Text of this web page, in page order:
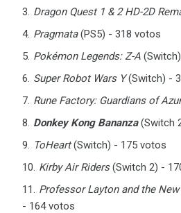
Dragon Quest 1 & 2 HD-2D
Pragmata(PS5) - 318 votos
Pokémon Legends: Z-A
Super Robot Wars Y(Switch) -
Rune Factory: Guardians of
Donkey Kong Bananza(Switch
ToHeart(Switch) - 175 votos
Kirby Air Riders(Switch 2) -
Professor Layton and the
- 164 votos